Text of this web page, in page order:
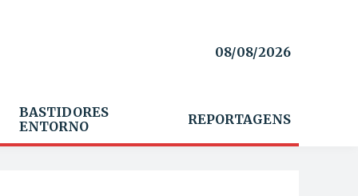
08/08/2026
BASTIDORES
ENTORNO
REPORTAGENS